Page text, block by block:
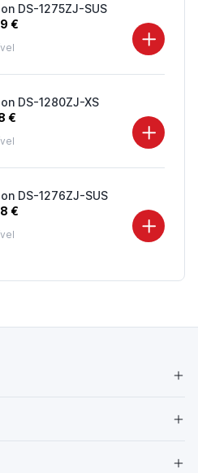
DS-1275ZJ-SUS
€
DS-1280ZJ-XS
€
DS-1276ZJ-SUS
€